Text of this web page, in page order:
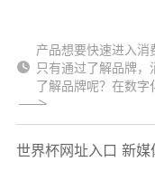
产品想要快速进入消
只有通过了解品牌
了解品牌呢？在数字
世界杯网址入口 新